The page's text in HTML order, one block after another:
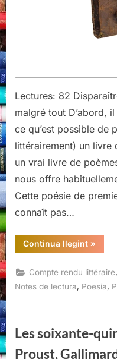
Lectures: 82
malgré tout D’abord,
ce qu’est possible de
littérairement) un livre
un vrai livre de
nous offre
Cette poésie de
connaît pas…
Continua llegint
Denise
Éditions
Noroît,
L’herbe
»
Compte rendu littéraire
Notes de lectura
Poesia
Les soixante-
Proust,